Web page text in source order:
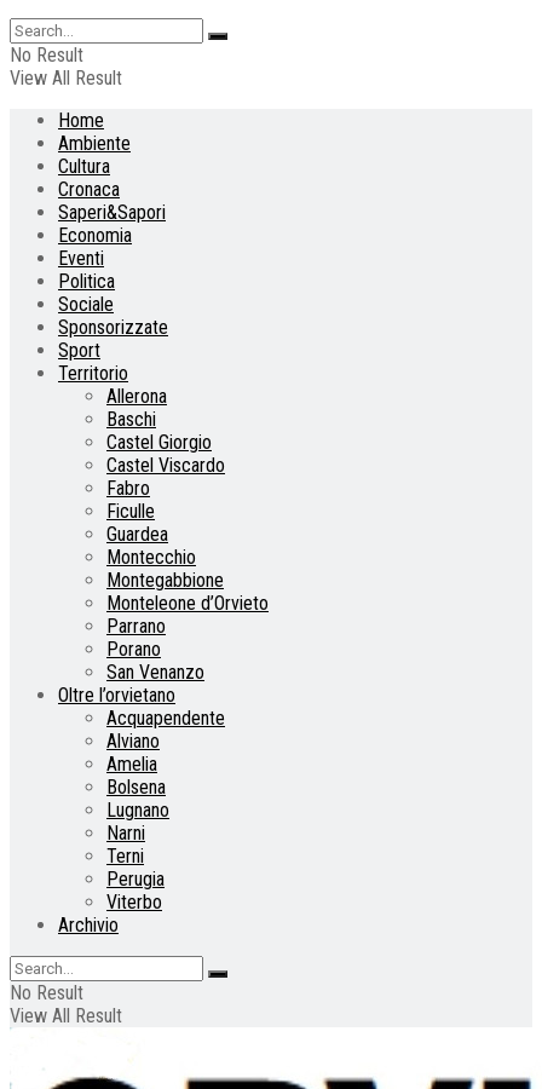
No Result
View All Result
Home
Ambiente
Cultura
Cronaca
Saperi&Sapori
Economia
Eventi
Politica
Sociale
Sponsorizzate
Sport
Territorio
Allerona
Baschi
Castel Giorgio
Castel Viscardo
Fabro
Ficulle
Guardea
Montecchio
Montegabbione
Monteleone d’Orvieto
Parrano
Porano
San Venanzo
Oltre l’orvietano
Acquapendente
Alviano
Amelia
Bolsena
Lugnano
Narni
Terni
Perugia
Viterbo
Archivio
No Result
View All Result